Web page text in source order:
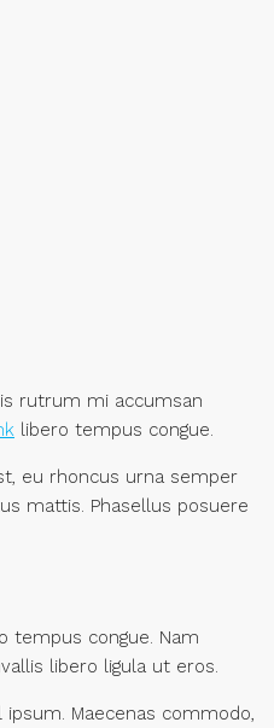
rutrum mi accumsan
libero tempus congue.
eu rhoncus urna semper
mattis. Phasellus posuere
tempus congue. Nam
libero ligula ut eros.
Maecenas commodo,